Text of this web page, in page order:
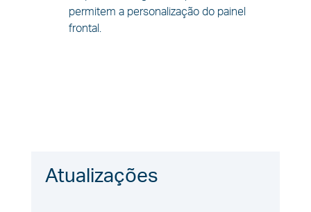
Atualizações
permitem a personalização do painel
frontal.